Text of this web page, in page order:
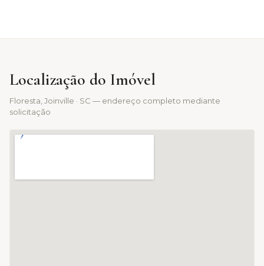
Localização do Imóvel
Floresta , Joinville · SC — endereço completo mediante
solicitação